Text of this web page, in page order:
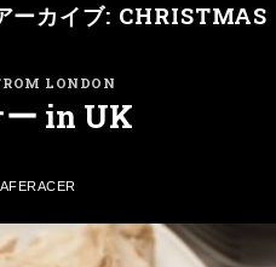
ーカイブ: CHRISTMAS
LONDON
in UK